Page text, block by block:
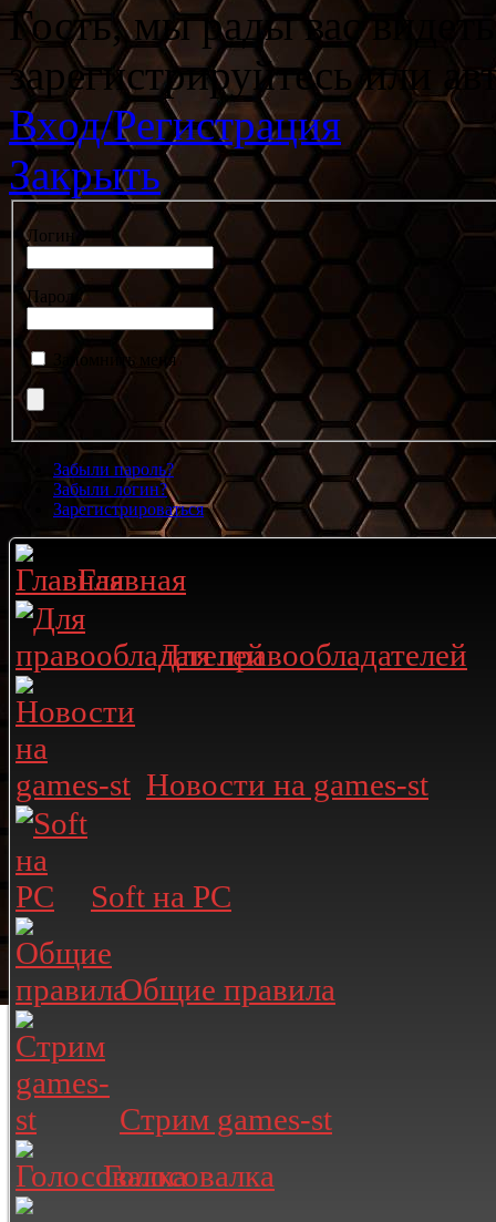
Гость, мы рады вас
зарегистрируйтесь или
Вход/Регистрация
Закрыть
Логин
Пароль
Запомнить меня
Забыли пароль?
Забыли логин?
Зарегистрироваться
Главная
Для правообладателей
Новости на games-st
Soft на PC
Общие правила
Стрим games-st
Голосовалка